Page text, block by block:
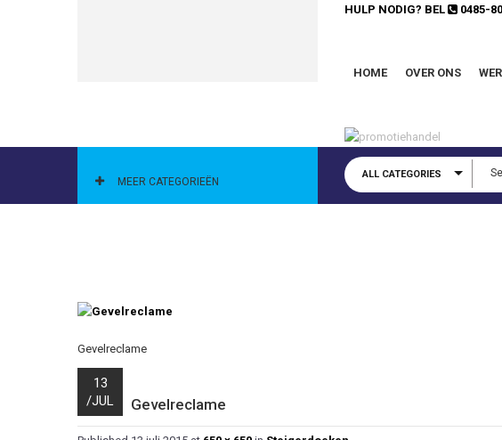
HULP NODIG? BEL 0485-
HOME OVER ONS
CATEGORIEËN
MEER CATEGORIEËN
ALL CATEGORIES
Gevelreclame
13
/JUL Gevelreclame